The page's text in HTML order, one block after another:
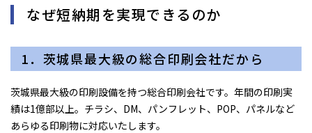
なぜ短納期を実現できるのか
1．茨城県最大級の総合印刷会社だから
茨城県最大級の印刷設備を持つ総合印刷会社です。年間の印刷実
績は1億部以上。チラシ、DM、パンフレット、POP、パネルなど
あらゆる印刷物に対応いたします。